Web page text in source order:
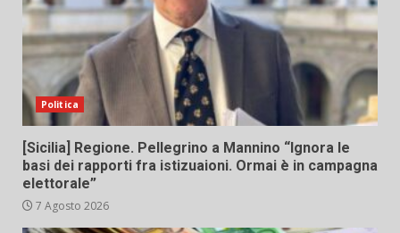
Politica
[Sicilia] Regione. Pellegrino a Mannino “Ignora le
basi dei rapporti fra istizuaioni. Ormai è in campagna
elettorale”
7 Agosto 2026